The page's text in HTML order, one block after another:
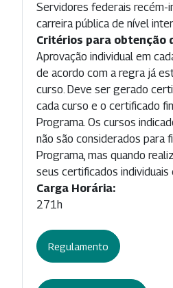
Servidores federais recém-
carreira pública de nível
Critérios para obtenção
Aprovação individual em
de acordo com a regra já
curso. Deve ser gerado
cada curso e o certificado
Programa. Os cursos
não são considerados para
Programa, mas quando
seus certificados individuais
Carga Horária:
271h
Regulamento